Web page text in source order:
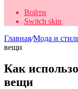
Войти
Switch skin
Главная/Мода и
вещи
Как
вещи